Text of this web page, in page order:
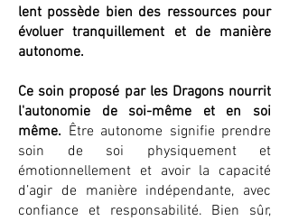
lent possède bien des ressources pour
évoluer tranquillement et de manière
autonome.
Ce soin proposé par les Dragons nourrit
l'autonomie de soi-même et en soi
même. Être autonome signifie prendre
soin de soi physiquement et
émotionnellement et avoir la capacité
d’agir de manière indépendante, avec
confiance et responsabilité. Bien sûr,